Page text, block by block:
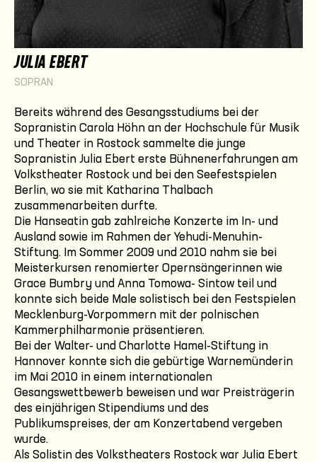
JULIA EBERT
SOPRAN
Bereits während des Gesangsstudiums bei der
Sopranistin Carola Höhn an der Hochschule für Musik
und Theater in Rostock sammelte die junge
Sopranistin Julia Ebert erste Bühnenerfahrungen am
Volkstheater Rostock und bei den Seefestspielen
Berlin, wo sie mit Katharina Thalbach
zusammenarbeiten durfte.
Die Hanseatin gab zahlreiche Konzerte im In- und
Ausland sowie im Rahmen der Yehudi-Menuhin-
Stiftung. Im Sommer 2009 und 2010 nahm sie bei
Meisterkursen renomierter Opernsängerinnen wie
Grace Bumbry und Anna Tomowa- Sintow teil und
konnte sich beide Male solistisch bei den Festspielen
Mecklenburg-Vorpommern mit der polnischen
Kammerphilharmonie präsentieren.
Bei der Walter- und Charlotte Hamel-Stiftung in
Hannover konnte sich die gebürtige Warnemünderin
im Mai 2010 in einem internationalen
Gesangswettbewerb beweisen und war Preisträgerin
des einjährigen Stipendiums und des
Publikumspreises, der am Konzertabend vergeben
wurde.
Als Solistin des Volkstheaters Rostock war Julia Ebert